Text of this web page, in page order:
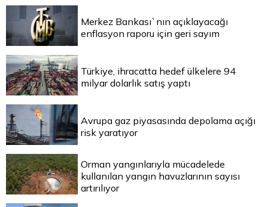
Merkez Bankası`nın açıklayacağı
enflasyon raporu için geri sayım
Türkiye, ihracatta hedef ülkelere 94
milyar dolarlık satış yaptı
Avrupa gaz piyasasında depolama açığı
risk yaratıyor
Orman yangınlarıyla mücadelede
kullanılan yangın havuzlarının sayısı
artırılıyor